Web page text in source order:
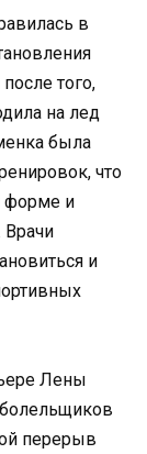
в
того,
на лед
была
что
форме и
и
Лены
перерыв